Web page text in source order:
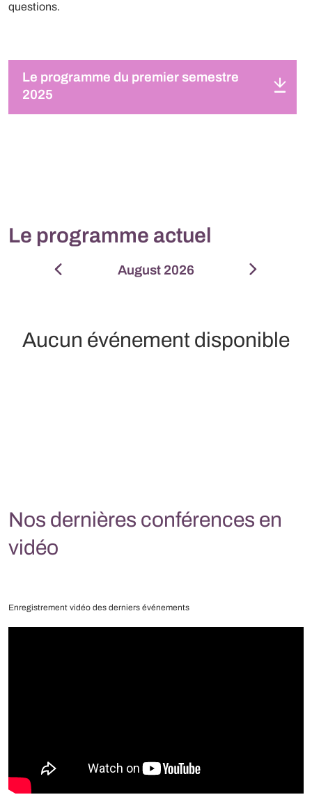
questions.
Le programme du premier semestre
2025
Le programme actuel
August 2026
Aucun événement disponible
Nos dernières conférences en
vidéo
Enregistrement vidéo des derniers événements